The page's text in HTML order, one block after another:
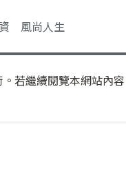
風尚人生
若繼續閱覽本網站內